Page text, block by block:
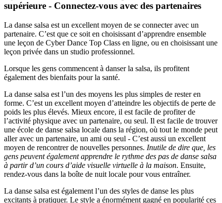
supérieure - Connectez-vous avec des partenaires
La danse salsa est un excellent moyen de se connecter avec un
partenaire. C’est que ce soit en choisissant d’apprendre ensemble
une leçon de Cyber ​​Dance Top Class en ligne, ou en choisissant une
leçon privée dans un studio professionnel.
Lorsque les gens commencent à danser la salsa, ils profitent
également des bienfaits pour la santé.
La danse salsa est l’un des moyens les plus simples de rester en
forme. C’est un excellent moyen d’atteindre les objectifs de perte de
poids les plus élevés. Mieux encore, il est facile de profiter de
l’activité physique avec un partenaire, ou seul. Il est facile de trouver
une école de danse salsa locale dans la région, où tout le monde peut
aller avec un partenaire, un ami ou seul - C’est aussi un excellent
moyen de rencontrer de nouvelles personnes. Inutile de dire que, les
gens peuvent également apprendre le rythme des pas de danse salsa
à partir d’un cours d’aide visuelle virtuelle à la maison. Ensuite,
rendez-vous dans la boîte de nuit locale pour vous entraîner.
La danse salsa est également l’un des styles de danse les plus
excitants à pratiquer. Le style a énormément gagné en popularité ces